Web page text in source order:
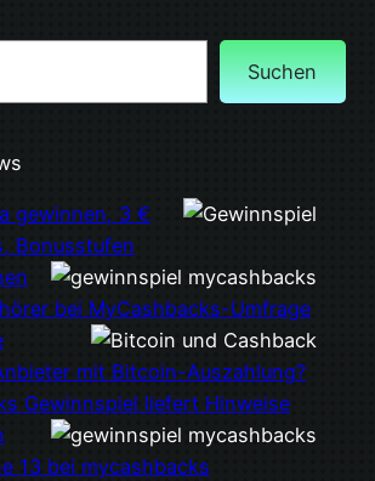
Suchen
gewinnen, 3 €
Bonusstufen
bei MyCashbacks-Umfrage
mit Bitcoin-Auszahlung?
Gewinnspiel liefert Hinweise
13 bei mycashbacks